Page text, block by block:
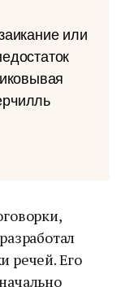
или
речей. Его